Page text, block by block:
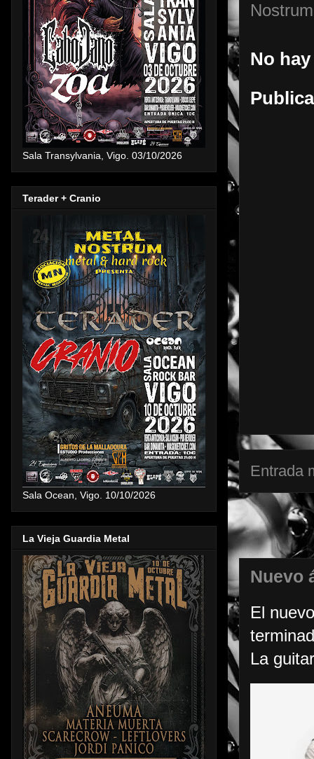
Nostrum
No
Entrada
Nuevo
El
La
Sala Transylvania, Vigo. 03/10/2026
Terader + Cranio
Sala Ocean, Vigo. 10/10/2026
La Vieja Guardia Metal